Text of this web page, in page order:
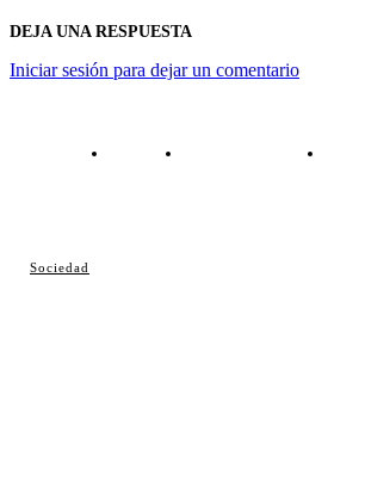
Sociedad
DEJA UNA RESPUESTA
Iniciar sesión para dejar un comentario
Contacto Política de cookies